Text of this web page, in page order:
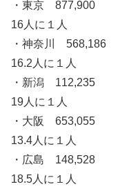
・東京 877,900
16人に１人
・神奈川 568,186
16.2人に１人
・新潟 112,235
19人に１人
・大阪 653,055
13.4人に１人
・広島 148,528
18.5人に１人